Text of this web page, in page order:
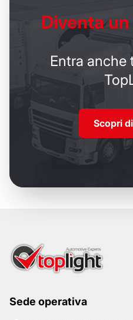
Diventa un
Entra anche
Scopri
Sede operativa